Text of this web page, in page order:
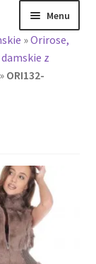
Menu
»Orirose,
damskie z
» ORI132-